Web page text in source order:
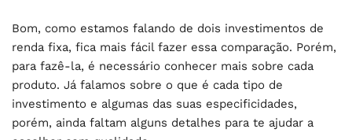
Bom, como estamos falando de dois investimentos de
renda fixa, fica mais fácil fazer essa comparação. Porém,
para fazê-la, é necessário conhecer mais sobre cada
produto. Já falamos sobre o que é cada tipo de
investimento e algumas das suas especificidades,
porém, ainda faltam alguns detalhes para te ajudar a